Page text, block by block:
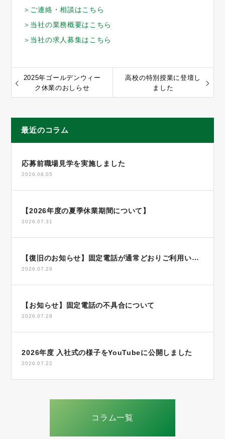
＞ご連絡・相談はこちら
＞当社の業務概要はこちら
＞当社の求人募集はこちら
2025年ゴールデンウィー
ク休業のおしらせ
高校の特別授業に登壇し
ました
最近のコラム
応募前職場見学を実施しました
2026.08.05
【2026年度の夏季休業期間について】
2026.07.31
【復旧のお知らせ】固定電話が通常どおりご利用いた
だけます
2026.07.29
【お知らせ】固定電話の不具合について
2026.07.28
2026年度 入社式の様子をYouTubeに公開しました
2026.07.22
コラム一覧